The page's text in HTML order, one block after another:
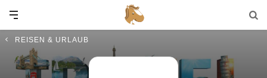
REISEN & URLAUB